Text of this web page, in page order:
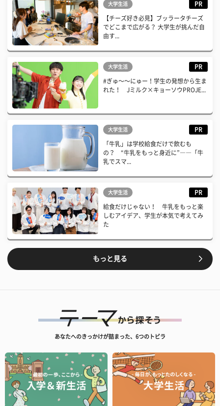
大学生活 PR
【チーズ好き必見】ブッラータチーズ
でどこまで広がる？ 大学生が挑んだ自
由す...
大学生活 PR
#ぎゅ〜〜にゅー！学生の発想から生ま
れた！ Jミルク×キョーソウPROJE...
大学生活 PR
「牛乳」は学校給食だけで飲むも
の？ “牛乳をもっと身近に”――「牛
乳でスマ...
大学生活 PR
給食だけじゃない！ 牛乳をもっと楽
しむアイデア、学生が本気で考えてみ
た
もっと見る
あなたへのきっかけが詰まった、6つのトビラ